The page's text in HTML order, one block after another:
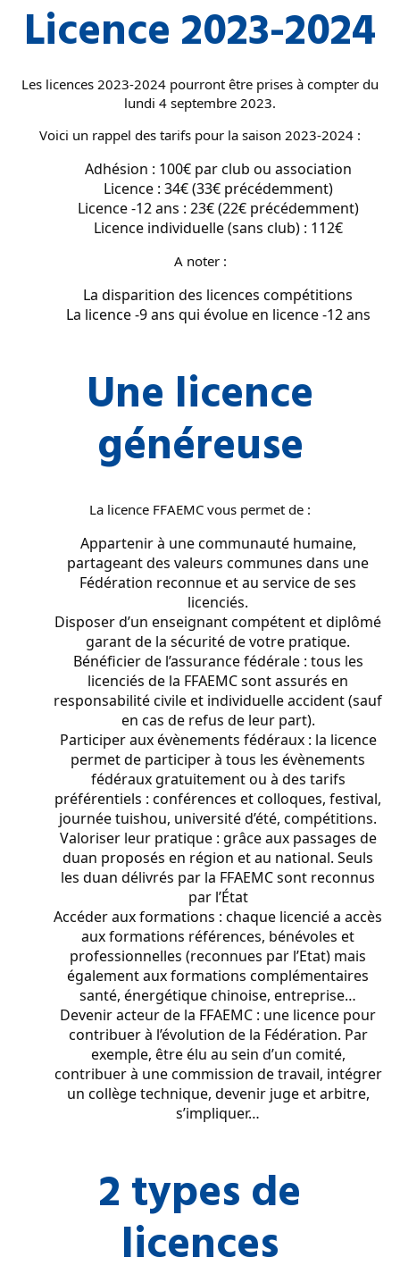
Licence 2023-2024
Les licences 2023-2024 pourront être prises à compter du
lundi 4 septembre 2023.
Voici un rappel des tarifs pour la saison 2023-2024 :
Adhésion : 100€ par club ou association
Licence : 34€ (33€ précédemment)
Licence -12 ans : 23€ (22€ précédemment)
Licence individuelle (sans club) : 112€
A noter :
La disparition des licences compétitions
La licence -9 ans qui évolue en licence -12 ans
Une licence
généreuse
La licence FFAEMC vous permet de :
Appartenir à une communauté humaine,
partageant des valeurs communes dans une
Fédération reconnue et au service de ses
licenciés.
Disposer d’un enseignant compétent et diplômé
garant de la sécurité de votre pratique.
Bénéficier de l’assurance fédérale : tous les
licenciés de la FFAEMC sont assurés en
responsabilité civile et individuelle accident (sauf
en cas de refus de leur part).
Participer aux évènements fédéraux : la licence
permet de participer à tous les évènements
fédéraux gratuitement ou à des tarifs
préférentiels : conférences et colloques, festival,
journée tuishou, université d’été, compétitions.
Valoriser leur pratique : grâce aux passages de
duan proposés en région et au national. Seuls
les duan délivrés par la FFAEMC sont reconnus
par l’État
Accéder aux formations : chaque licencié a accès
aux formations références, bénévoles et
professionnelles (reconnues par l’Etat) mais
également aux formations complémentaires
santé, énergétique chinoise, entreprise…
Devenir acteur de la FFAEMC : une licence pour
contribuer à l’évolution de la Fédération. Par
exemple, être élu au sein d’un comité,
contribuer à une commission de travail, intégrer
un collège technique, devenir juge et arbitre,
s’impliquer…
2 types de
licences